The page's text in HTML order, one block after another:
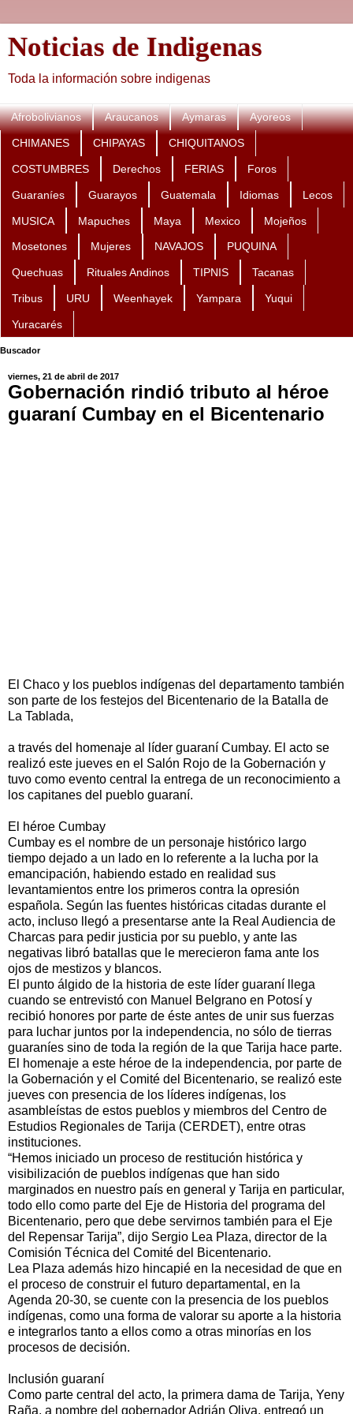
Noticias de Indigenas
Toda la información sobre indigenas
Afrobolivianos Araucanos Aymaras Ayoreos
CHIMANES CHIPAYAS CHIQUITANOS
COSTUMBRES Derechos FERIAS Foros
Guaraníes Guarayos Guatemala Idiomas Lecos
MUSICA Mapuches Maya Mexico Mojeños
Mosetones Mujeres NAVAJOS PUQUINA
Quechuas Rituales Andinos TIPNIS Tacanas
Tribus URU Weenhayek Yampara Yuqui
Yuracarés
Buscador
viernes, 21 de abril de 2017
Gobernación rindió tributo al héroe
guaraní Cumbay en el Bicentenario
El Chaco y los pueblos indígenas del departamento también
son parte de los festejos del Bicentenario de la Batalla de
La Tablada,
a través del homenaje al líder guaraní Cumbay. El acto se
realizó este jueves en el Salón Rojo de la Gobernación y
tuvo como evento central la entrega de un reconocimiento a
los capitanes del pueblo guaraní.
El héroe Cumbay
Cumbay es el nombre de un personaje histórico largo
tiempo dejado a un lado en lo referente a la lucha por la
emancipación, habiendo estado en realidad sus
levantamientos entre los primeros contra la opresión
española. Según las fuentes históricas citadas durante el
acto, incluso llegó a presentarse ante la Real Audiencia de
Charcas para pedir justicia por su pueblo, y ante las
negativas libró batallas que le merecieron fama ante los
ojos de mestizos y blancos.
El punto álgido de la historia de este líder guaraní llega
cuando se entrevistó con Manuel Belgrano en Potosí y
recibió honores por parte de éste antes de unir sus fuerzas
para luchar juntos por la independencia, no sólo de tierras
guaraníes sino de toda la región de la que Tarija hace parte.
El homenaje a este héroe de la independencia, por parte de
la Gobernación y el Comité del Bicentenario, se realizó este
jueves con presencia de los líderes indígenas, los
asambleístas de estos pueblos y miembros del Centro de
Estudios Regionales de Tarija (CERDET), entre otras
instituciones.
“Hemos iniciado un proceso de restitución histórica y
visibilización de pueblos indígenas que han sido
marginados en nuestro país en general y Tarija en particular,
todo ello como parte del Eje de Historia del programa del
Bicentenario, pero que debe servirnos también para el Eje
del Repensar Tarija”, dijo Sergio Lea Plaza, director de la
Comisión Técnica del Comité del Bicentenario.
Lea Plaza además hizo hincapié en la necesidad de que en
el proceso de construir el futuro departamental, en la
Agenda 20-30, se cuente con la presencia de los pueblos
indígenas, como una forma de valorar su aporte a la historia
e integrarlos tanto a ellos como a otras minorías en los
procesos de decisión.
Inclusión guaraní
Como parte central del acto, la primera dama de Tarija, Yeny
Raña, a nombre del gobernador Adrián Oliva, entregó un